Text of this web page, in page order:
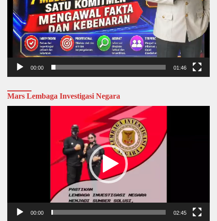
00:00 01:46
Mars Lembaga Investigasi Negara
00:00 02:45